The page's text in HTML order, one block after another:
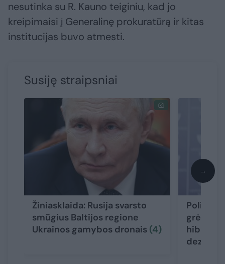
nesutinka su R. Kauno teiginiu, kad jo
kreipimaisi į Generalinę prokuratūrą ir kitas
institucijas buvo atmesti.
Susiję straipsniai
Žiniasklaida: Rusija svarsto
smūgius Baltijos regione
Ukrainos gamybos dronais (4)
Politikai
grėsmę
→